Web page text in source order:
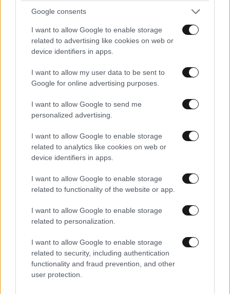
Google consents
I want to allow Google to enable storage
related to advertising like cookies on web or
device identifiers in apps.
I want to allow my user data to be sent to
Google for online advertising purposes.
I want to allow Google to send me
personalized advertising.
I want to allow Google to enable storage
related to analytics like cookies on web or
device identifiers in apps.
I want to allow Google to enable storage
related to functionality of the website or app.
I want to allow Google to enable storage
related to personalization.
I want to allow Google to enable storage
related to security, including authentication
functionality and fraud prevention, and other
user protection.